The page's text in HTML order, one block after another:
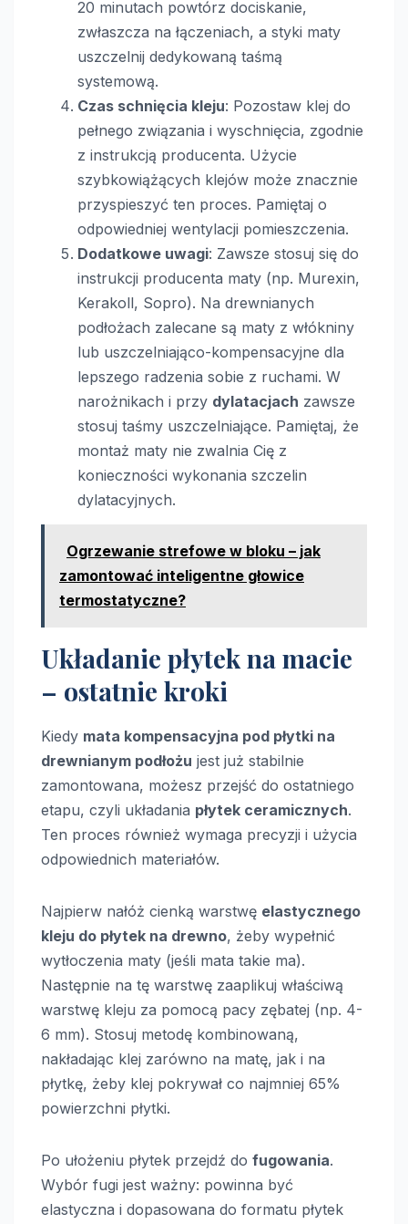
20 minutach powtórz dociskanie,
zwłaszcza na łączeniach, a styki maty
uszczelnij dedykowaną taśmą
systemową.
Czas schnięcia kleju: Pozostaw klej do
pełnego związania i wyschnięcia, zgodnie
z instrukcją producenta. Użycie
szybkowiążących klejów może znacznie
przyspieszyć ten proces. Pamiętaj o
odpowiedniej wentylacji pomieszczenia.
Dodatkowe uwagi: Zawsze stosuj się do
instrukcji producenta maty (np. Murexin,
Kerakoll, Sopro). Na drewnianych
podłożach zalecane są maty z włókniny
lub uszczelniająco-kompensacyjne dla
lepszego radzenia sobie z ruchami. W
narożnikach i przy dylatacjach zawsze
stosuj taśmy uszczelniające. Pamiętaj, że
montaż maty nie zwalnia Cię z
konieczności wykonania szczelin
dylatacyjnych.
Ogrzewanie strefowe w bloku – jak
zamontować inteligentne głowice
termostatyczne?
Układanie płytek na macie
– ostatnie kroki
Kiedy mata kompensacyjna pod płytki na
drewnianym podłożu jest już stabilnie
zamontowana, możesz przejść do ostatniego
etapu, czyli układania płytek ceramicznych.
Ten proces również wymaga precyzji i użycia
odpowiednich materiałów.
Najpierw nałóż cienką warstwę elastycznego
kleju do płytek na drewno, żeby wypełnić
wytłoczenia maty (jeśli mata takie ma).
Następnie na tę warstwę zaaplikuj właściwą
warstwę kleju za pomocą pacy zębatej (np. 4-
6 mm). Stosuj metodę kombinowaną,
nakładając klej zarówno na matę, jak i na
płytkę, żeby klej pokrywał co najmniej 65%
powierzchni płytki.
Po ułożeniu płytek przejdź do fugowania.
Wybór fugi jest ważny: powinna być
elastyczna i dopasowana do formatu płytek